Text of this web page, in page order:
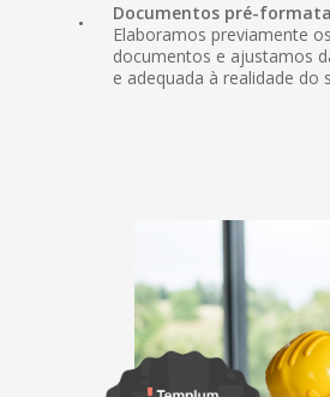
Documentos pré-
Elaboramos previamente
documentos e ajustamos
e adequada à realidade do